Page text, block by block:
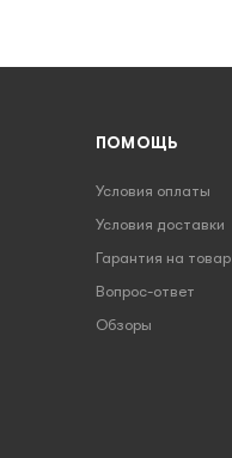
ПОМОЩЬ
Условия оплаты
Условия доставки
Гарантия на товар
Вопрос-ответ
Обзоры